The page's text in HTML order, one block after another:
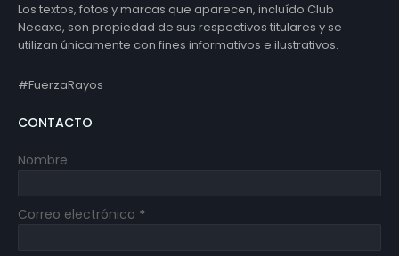
Los textos, fotos y marcas que aparecen, incluído Club
Necaxa, son propiedad de sus respectivos titulares y se
utilizan únicamente con fines informativos e ilustrativos.
#FuerzaRayos
CONTACTO
Nombre
Correo electrónico *